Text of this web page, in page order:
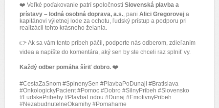
❤️ Veľké poďakovanie patrí spoločnosti Slovenská plavba a
prístavy – lodná osobná doprava, a.s., pani Alici Gregorovej a
kapitánovi výletnej lode za ochotu, ľudský prístup a podporu pri
realizácii tohto krásneho želania.
👉 Ak sa vám tento príbeh páčil, podporte nás odberom, zdieľaním
videa a napíšte do komentára, aký sen by ste chceli raz splniť vy.
Každý odber pomáha šíriť dobro. ❤️
#CestaZaSnom #SplnenySen #PlavbaPoDunaji #Bratislava
#OnkologickyPacient #Pomoc #Dobro #SilnyPribeh #Slovensko
#LudskePribehy #PlavbaLodou #Dunaj #EmotivnyPribeh
#NezabudnutelneOkamihy #Pomahame